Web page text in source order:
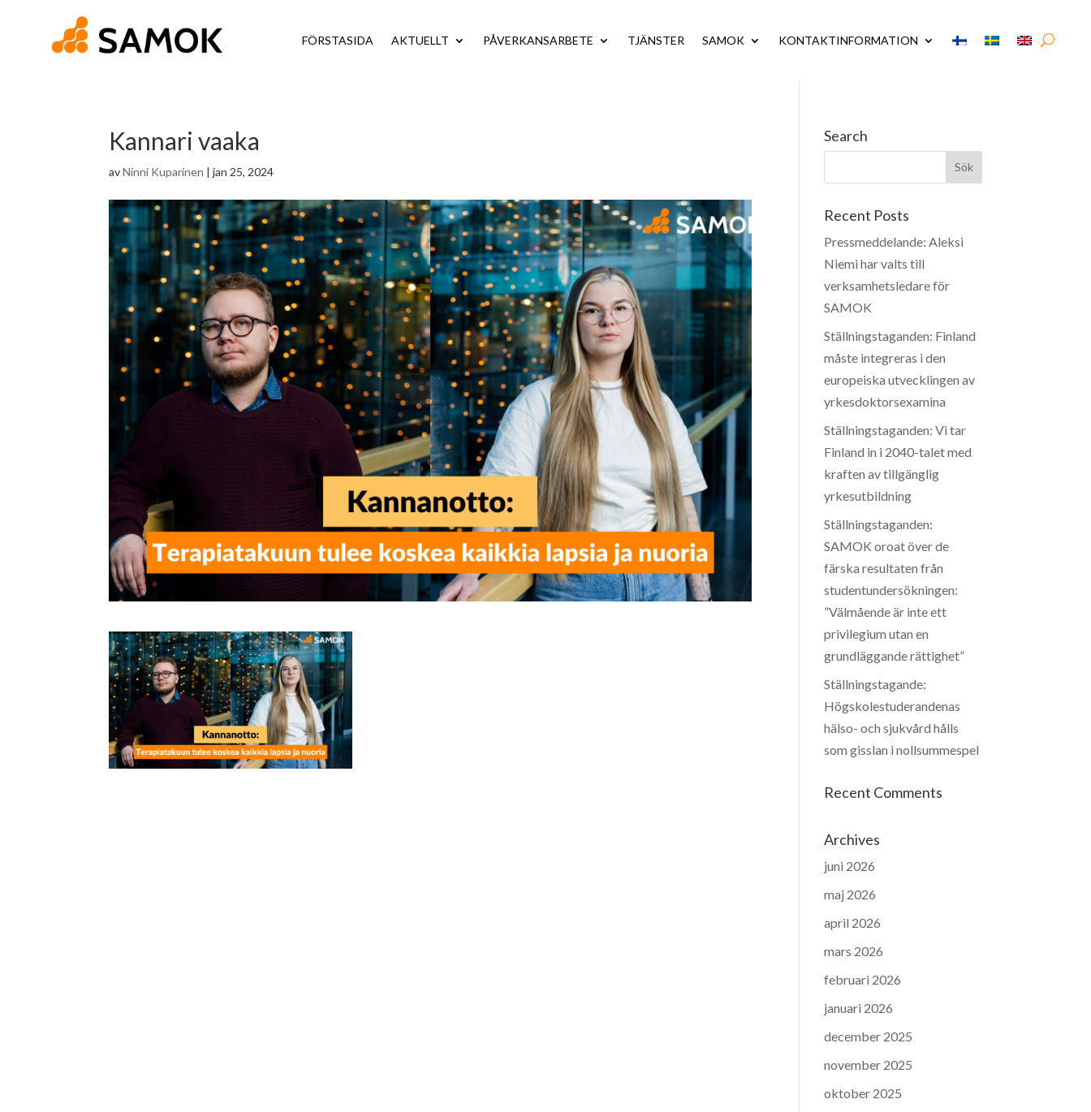
FÖRSTASIDA AKTUELLT PÅVERKANSARBETE TJÄNSTER SAMOK KONTAKTINFORMATION
Kannari vaaka
avNinni Kuparinen |jan 25, 2024
Search
Recent Posts
Pressmeddelande: Aleksi
Niemi har valts till
verksamhetsledare för
SAMOK
Ställningstaganden: Finland
måste integreras i den
europeiska utvecklingen av
yrkesdoktorsexamina
Ställningstaganden: Vi tar
Finland in i 2040-talet med
kraften av tillgänglig
yrkesutbildning
Ställningstaganden:
SAMOK oroat över de
färska resultaten från
studentundersökningen:
”Välmående är inte ett
privilegium utan en
grundläggande rättighet”
Ställningstagande:
Högskolestuderandenas
hälso- och sjukvård hålls
som gisslan i nollsummespel
Recent Comments
Archives
juni 2026
maj 2026
april 2026
mars 2026
februari 2026
januari 2026
december 2025
november 2025
oktober 2025